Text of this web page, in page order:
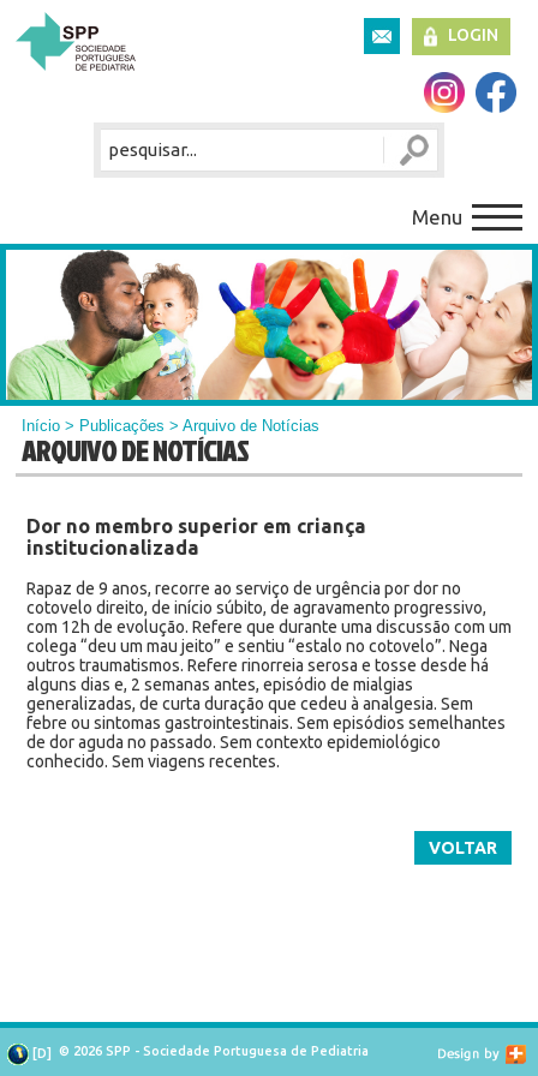
LOGIN
Menu
Início > Publicações > Arquivo de Notícias
ARQUIVO DE NOTÍCIAS
Dor no membro superior em criança
institucionalizada
Rapaz de 9 anos, recorre ao serviço de urgência por dor no
cotovelo direito, de início súbito, de agravamento progressivo,
com 12h de evolução. Refere que durante uma discussão com um
colega “deu um mau jeito” e sentiu “estalo no cotovelo”. Nega
outros traumatismos. Refere rinorreia serosa e tosse desde há
alguns dias e, 2 semanas antes, episódio de mialgias
generalizadas, de curta duração que cedeu à analgesia. Sem
febre ou sintomas gastrointestinais. Sem episódios semelhantes
de dor aguda no passado. Sem contexto epidemiológico
conhecido. Sem viagens recentes.
VOLTAR
[D] © 2026 SPP - Sociedade Portuguesa de Pediatria